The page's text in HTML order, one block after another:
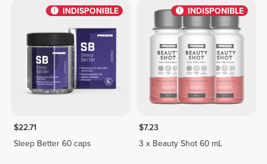
INDISPONIBLE
$22.71
Sleep Better 60 caps
INDISPONIBLE
$7.23
3 x Beauty Shot 60 mL